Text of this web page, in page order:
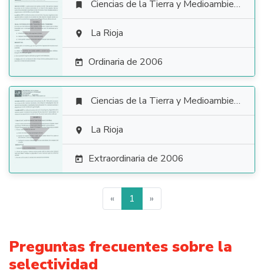

 Ciencias de la Tierra y Medioambientales
 La Rioja
 Ordinaria de 2006

 Ciencias de la Tierra y Medioambientales
 La Rioja
 Extraordinaria de 2006
« 1 »
Preguntas frecuentes sobre la
selectividad